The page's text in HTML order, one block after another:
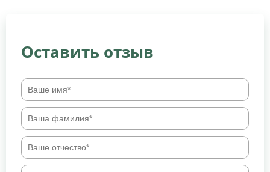
Оставить отзыв